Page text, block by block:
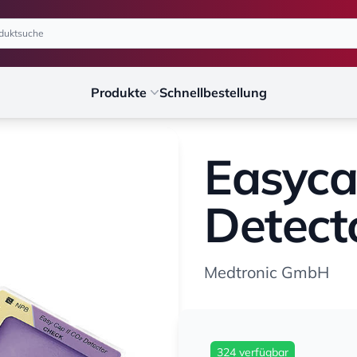
Produkte Schnellbestellung
Medtronic GmbH
324 verfügbar